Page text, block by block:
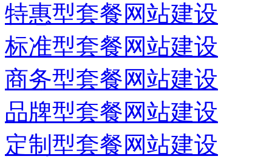
特惠型套餐网站建设
标准型套餐网站建设
商务型套餐网站建设
品牌型套餐网站建设
定制型套餐网站建设